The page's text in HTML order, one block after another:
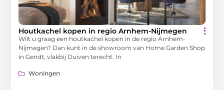
Houtkachel kopen in regio Arnhem-Nijmegen
Wilt u graag een houtkachel kopen in de regio Arnhem-
Nijmegen? Dan kunt in de showroom van Home Garden Shop
in Gendt, vlakbij Duiven terecht. In
Woningen